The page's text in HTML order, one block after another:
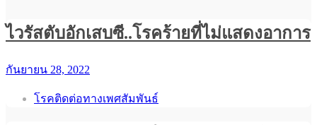
ไวรัสตับอักเสบซี..โรคร้ายที่ไม่แสดงอาการ
กันยายน 28, 2022
โรคติดต่อทางเพศสัมพันธ์